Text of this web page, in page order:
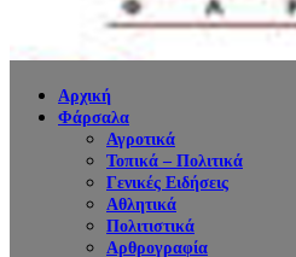
Αρχική
Φάρσαλα
Αγροτικά
Τοπικά – Πολιτικά
Γενικές Ειδήσεις
Αθλητικά
Πολιτιστικά
Αρθρογραφία